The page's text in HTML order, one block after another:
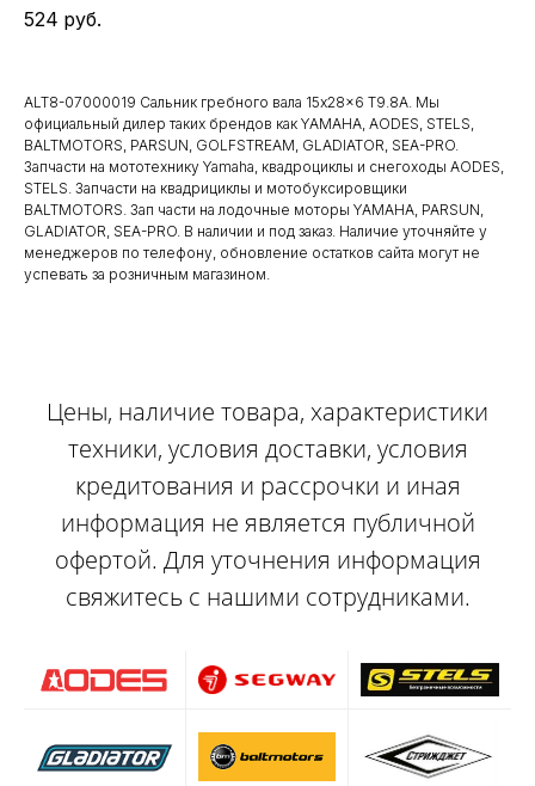
524 руб.
ALT8-07000019 Сальник гребного вала 15x28x6 T9.8A. Мы
официальный дилер таких брендов как YAMAHA, AODES, STELS,
BALTMOTORS, PARSUN, GOLFSTREAM, GLADIATOR, SEA-PRO.
Запчасти на мототехнику Yamaha, квадроциклы и снегоходы AODES,
STELS. Запчасти на квадрициклы и мотобуксировщики
BALTMOTORS. Зап части на лодочные моторы YAMAHA, PARSUN,
GLADIATOR, SEA-PRO. В наличии и под заказ. Наличие уточняйте у
менеджеров по телефону, обновление остатков сайта могут не
успевать за розничным магазином.
Цены, наличие товара, характеристики
техники, условия доставки, условия
кредитования и рассрочки и иная
информация не является публичной
офертой. Для уточнения информация
свяжитесь с нашими сотрудниками.